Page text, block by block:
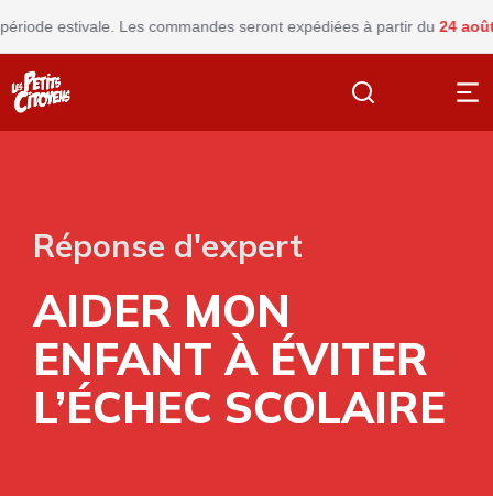
Les commandes seront expédiées à partir du24 août
Réponse d'expert
AIDER MON
ENFANT À ÉVITER
L’ÉCHEC SCOLAIRE